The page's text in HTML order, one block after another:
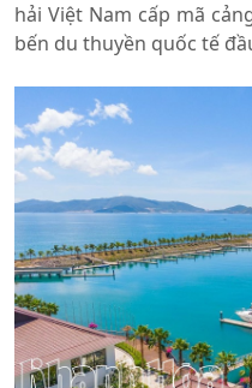
hải Việt Nam cấp mã
bến du thuyền quốc tế